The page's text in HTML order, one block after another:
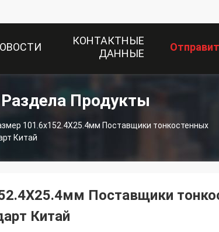
КОНТАКТНЫЕ
ДАННЫЕ
Продукты
Китай
Поставщики
Китай